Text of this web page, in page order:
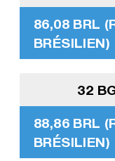
86,08 BRL
BRÉSILIEN)
32
88,86 BRL
BRÉSILIEN)